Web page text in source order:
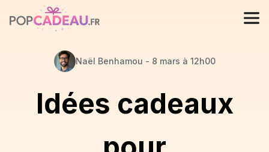
Naël Benhamou - 8 mars à 12h00
Idées cadeaux